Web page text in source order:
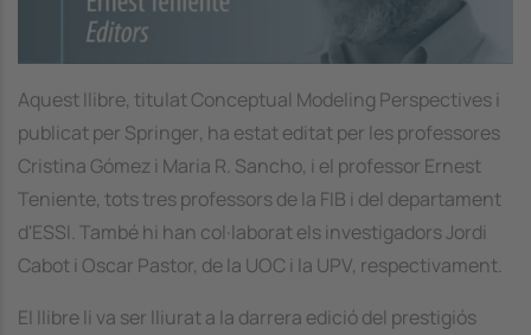
Aquest llibre, titulatConceptual Modeling Perspectivesi
publicat per Springer, ha estat editat per les professores
Cristina Gómez i Maria R. Sancho, i el professor Ernest
Teniente, tots tres professors de la FIB i del departament
d'ESSI. També hi han col·laborat els investigadors Jordi
Cabot i Oscar Pastor, de la UOC i la UPV, respectivament.
El llibre li va ser lliurat a la darrera edició del prestigiós